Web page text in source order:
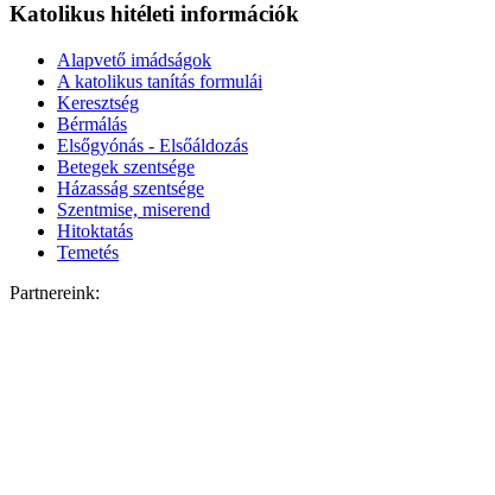
Katolikus hitéleti információk
Alapvető imádságok
A katolikus tanítás formulái
Keresztség
Bérmálás
Elsőgyónás - Elsőáldozás
Betegek szentsége
Házasság szentsége
Szentmise, miserend
Hitoktatás
Temetés
Partnereink: